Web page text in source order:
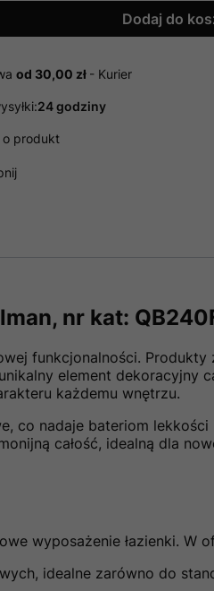
Dodaj do
od 30,00 zł - Kurier
24 godziny
o produkt
nr kat:
funkcjonalności. Produkty
element dekoracyjny
każdemu wnętrzu.
co nadaje bateriom lekkości
całość, idealną dla
wyposażenie łazienki. W
idealne zarówno do